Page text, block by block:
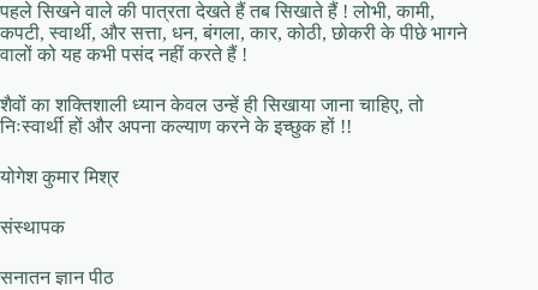
पहले सिखने वाले की पात्रता देखते हैं तब सिखाते हैं ! लोभी, कामी,
कपटी, स्वार्थी, और सत्ता, धन, बंगला, कार, कोठी, छोकरी के पीछे भागने
वालों को यह कभी पसंद नहीं करते हैं !
शैवों का शक्तिशाली ध्यान केवल उन्हें ही सिखाया जाना चाहिए, तो
निःस्वार्थी हों और अपना कल्याण करने के इच्छुक हों !!
योगेश कुमार मिश्र
संस्थापक
सनातन ज्ञान पीठ